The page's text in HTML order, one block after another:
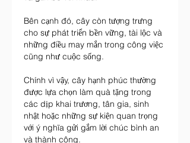
Bên cạnh đó, cây còn tượng trưng
cho sự phát triển bền vững, tài lộc và
những điều may mắn trong công việc
cũng như cuộc sống.
Chính vì vậy, cây hạnh phúc thường
được lựa chọn làm quà tặng trong
các dịp khai trương, tân gia, sinh
nhật hoặc những sự kiện quan trọng
với ý nghĩa gửi gắm lời chúc bình an
và thành công.